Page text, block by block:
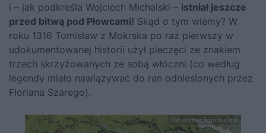
i – jak podkreśla Wojciech Michalski – istniał jeszcze
przed bitwą pod Płowcami! Skąd o tym wiemy? W
roku 1316 Tomisław z Mokrska po raz pierwszy w
udokumentowanej historii użył pieczęci ze znakiem
trzech skrzyżowanych ze sobą włóczni (co według
legendy miało nawiązywać do ran odniesionych przez
Floriana Szarego).
fot.domena publiczna